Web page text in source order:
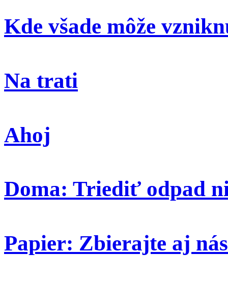
Kde všade môže
Na trati
Ahoj
Doma: Triediť odpad
Papier: Zbierajte aj